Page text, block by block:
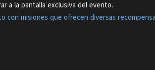
a la pantalla exclusiva del evento.
con misiones que ofrecen diversas